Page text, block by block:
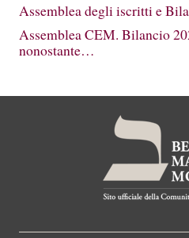
Assemblea degli iscritti e
Assemblea CEM. Bilancio
nonostante…